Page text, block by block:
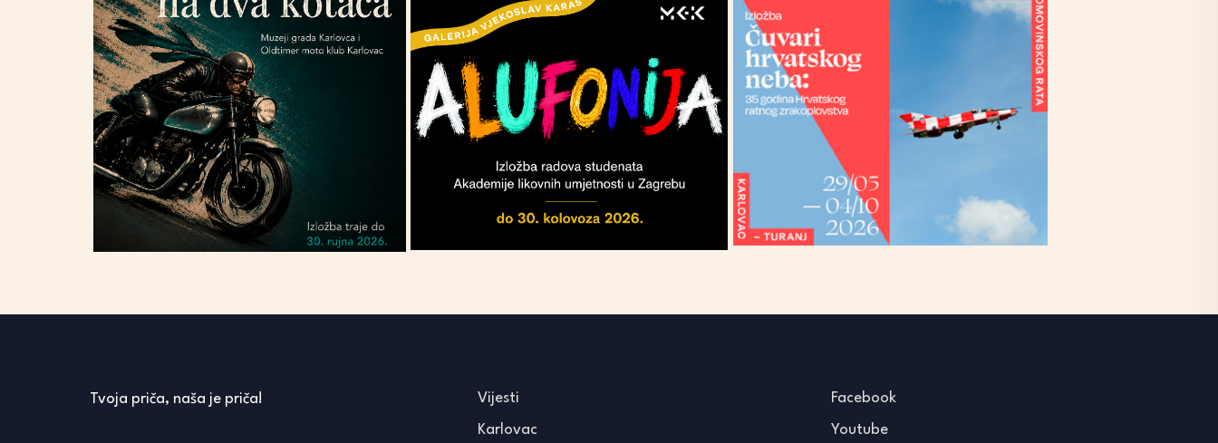
Tvoja priča, naša je priča! Vijesti
Karlovac
Facebook
Youtube